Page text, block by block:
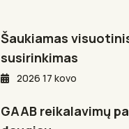
Šaukiamas
susirinkimas
2026 17 kovo
GAAB reikalavimų